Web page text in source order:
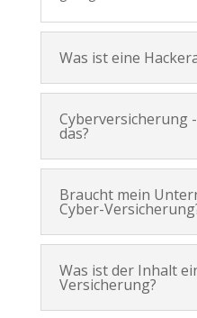
Was ist eine
Cyberversicherung
das?
Braucht mein
Cyber-
Was ist der Inhalt
Versicherung?